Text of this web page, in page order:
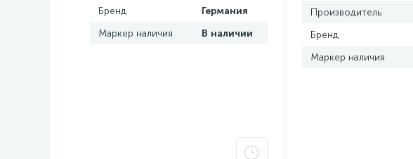
Бренд
Германия
Маркер наличия
В наличии
Производитель
Бренд
Маркер наличия